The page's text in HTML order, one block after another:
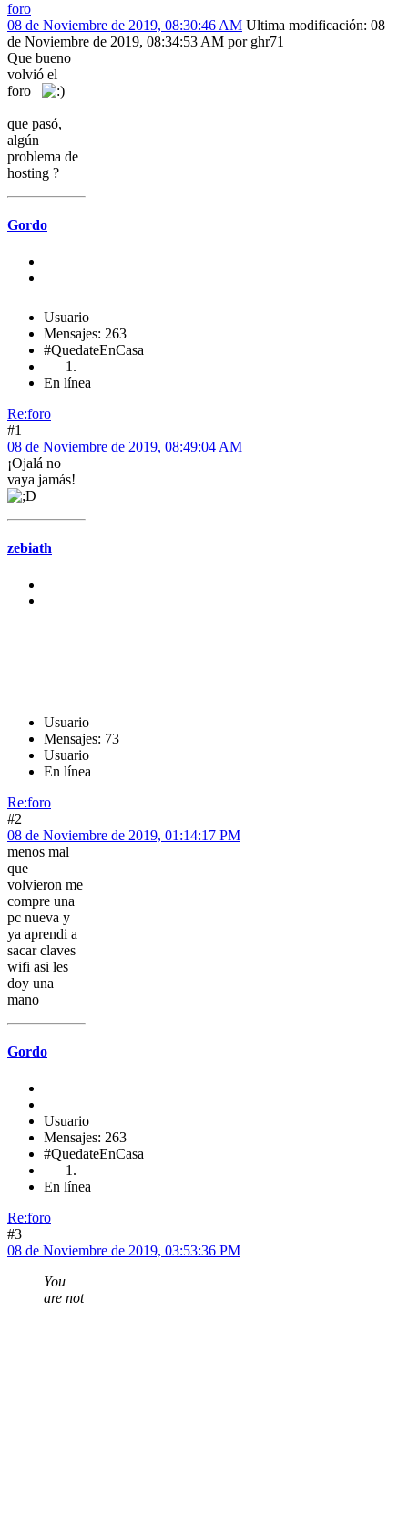
foro
08 de Noviembre de 2019, 08:30:46 AM Ultima modificación: 08
de Noviembre de 2019, 08:34:53 AM por ghr71
Que bueno
volvió el
foro
que pasó,
algún
problema de
hosting ?
Gordo
Usuario
Mensajes: 263
#QuedateEnCasa
En línea
Re:foro
#1
08 de Noviembre de 2019, 08:49:04 AM
¡Ojalá no
vaya jamás!
zebiath
Usuario
Mensajes: 73
Usuario
En línea
Re:foro
#2
08 de Noviembre de 2019, 01:14:17 PM
menos mal
que
volvieron me
compre una
pc nueva y
ya aprendi a
sacar claves
wifi asi les
doy una
mano
Gordo
Usuario
Mensajes: 263
#QuedateEnCasa
En línea
Re:foro
#3
08 de Noviembre de 2019, 03:53:36 PM
You
are not